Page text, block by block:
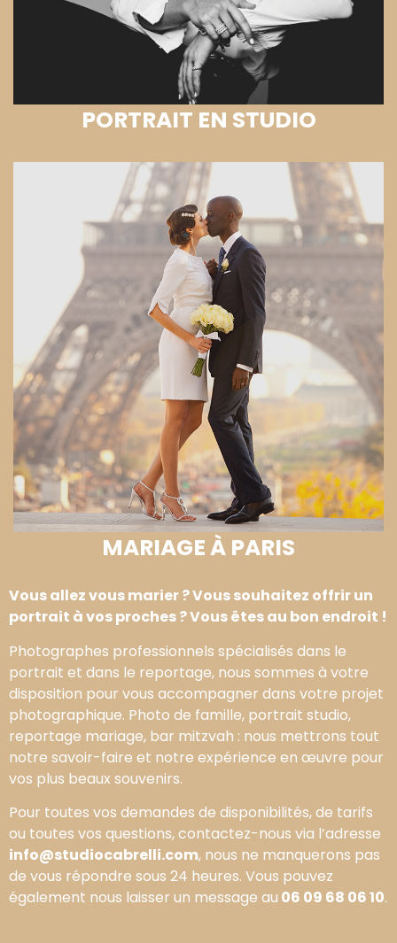
PORTRAIT EN STUDIO
MARIAGE À PARIS
Vous allez vous marier ? Vous souhaitez offrir un
portrait à vos proches ? Vous êtes au bon endroit !
Photographes professionnels spécialisés dans le
portrait et dans le reportage, nous sommes à votre
disposition pour vous accompagner dans votre projet
photographique. Photo de famille, portrait studio,
reportage mariage, bar mitzvah : nous mettrons tout
notre savoir-faire et notre expérience en œuvre pour
vos plus beaux souvenirs.
Pour toutes vos demandes de disponibilités, de tarifs
ou toutes vos questions, contactez-nous via l’adresse
info@studiocabrelli.com, nous ne manquerons pas
de vous répondre sous 24 heures. Vous pouvez
également nous laisser un message au 06 09 68 06 10.